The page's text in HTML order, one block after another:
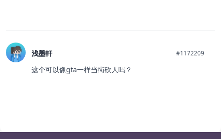
浅墨軒 #1172209
这个可以像gta一样当街砍人吗？